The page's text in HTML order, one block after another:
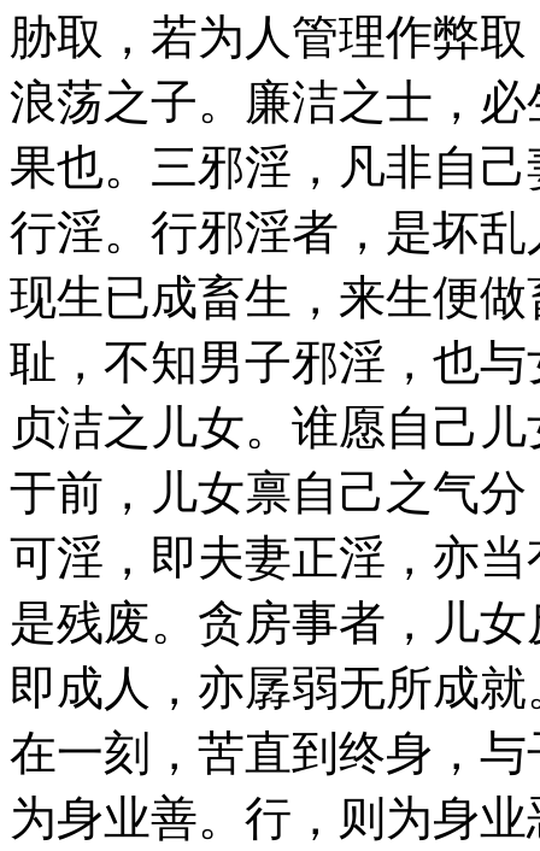
胁取，若为人管理作弊
浪荡之子。廉洁之士，
果也。三邪淫，凡非自
行淫。行邪淫者，是坏
现生已成畜生，来生便
耻，不知男子邪淫，也
贞洁之儿女。谁愿自己
于前，儿女禀自己之气
可淫，即夫妻正淫，亦
是残废。贪房事者，儿
即成人，亦孱弱无所成
在一刻，苦直到终身，
为身业善。行，则为身